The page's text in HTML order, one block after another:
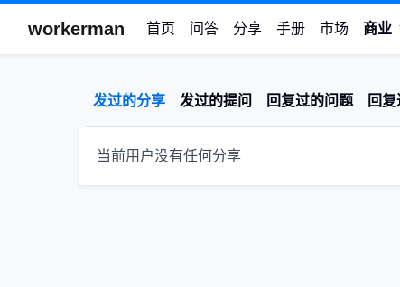
workerman 首页 问答 分享 手册 市场 商业
发过的分享 发过的提问 回复过的问题 回
当前用户没有任何分享